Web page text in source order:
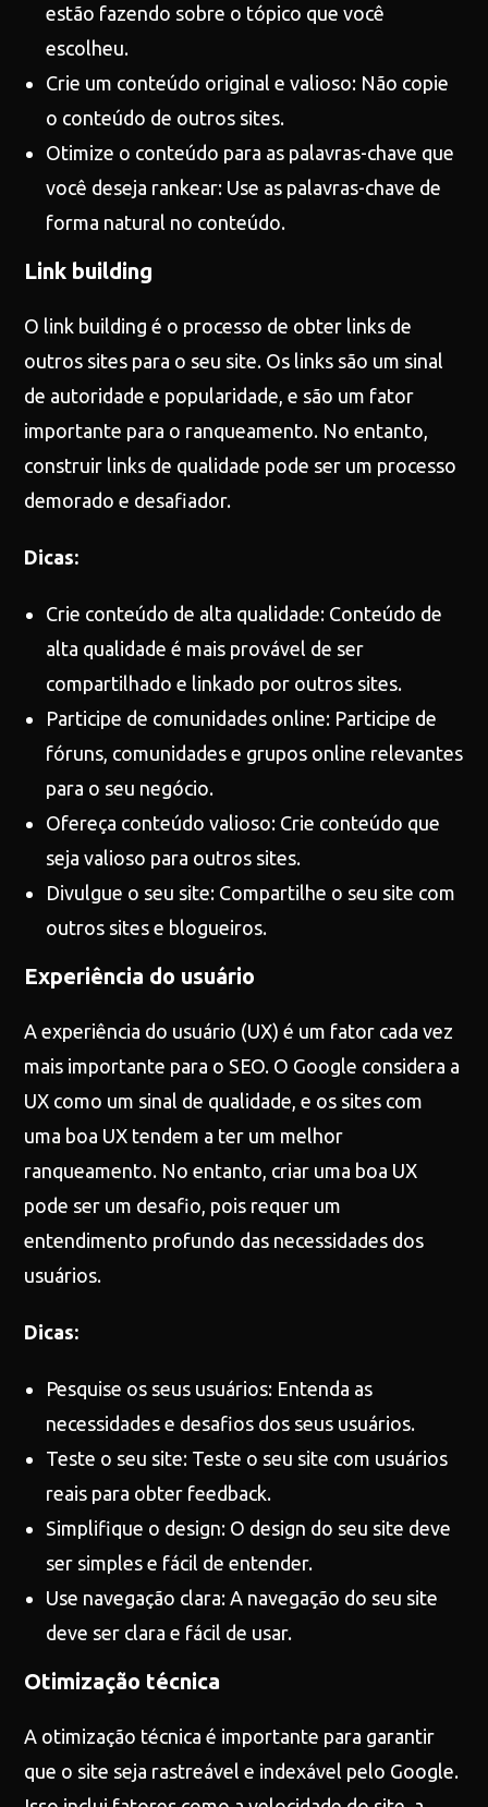
estão fazendo sobre o tópico que você
escolheu.
Crie um conteúdo original e valioso: Não copie
o conteúdo de outros sites.
Otimize o conteúdo para as palavras-chave que
você deseja rankear: Use as palavras-chave de
forma natural no conteúdo.
Link building
O link building é o processo de obter links de
outros sites para o seu site. Os links são um sinal
de autoridade e popularidade, e são um fator
importante para o ranqueamento. No entanto,
construir links de qualidade pode ser um processo
demorado e desafiador.
Dicas:
Crie conteúdo de alta qualidade: Conteúdo de
alta qualidade é mais provável de ser
compartilhado e linkado por outros sites.
Participe de comunidades online: Participe de
fóruns, comunidades e grupos online relevantes
para o seu negócio.
Ofereça conteúdo valioso: Crie conteúdo que
seja valioso para outros sites.
Divulgue o seu site: Compartilhe o seu site com
outros sites e blogueiros.
Experiência do usuário
A experiência do usuário (UX) é um fator cada vez
mais importante para o SEO. O Google considera a
UX como um sinal de qualidade, e os sites com
uma boa UX tendem a ter um melhor
ranqueamento. No entanto, criar uma boa UX
pode ser um desafio, pois requer um
entendimento profundo das necessidades dos
usuários.
Dicas:
Pesquise os seus usuários: Entenda as
necessidades e desafios dos seus usuários.
Teste o seu site: Teste o seu site com usuários
reais para obter feedback.
Simplifique o design: O design do seu site deve
ser simples e fácil de entender.
Use navegação clara: A navegação do seu site
deve ser clara e fácil de usar.
Otimização técnica
A otimização técnica é importante para garantir
que o site seja rastreável e indexável pelo Google.